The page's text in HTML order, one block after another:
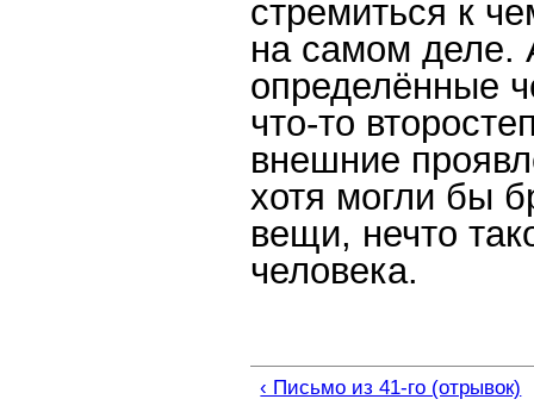
стремиться к
на самом деле.
определённые
что-то
внешние
хотя могли бы
вещи, нечто
человека.
‹ Письмо из 41-го (отрывок)